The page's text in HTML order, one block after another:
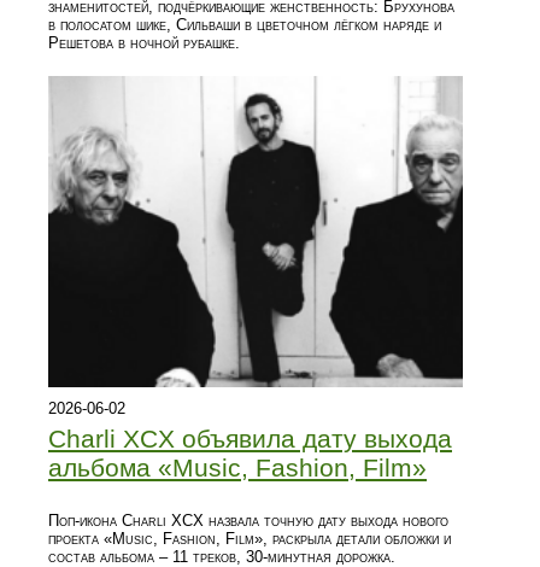
знаменитостей, подчёркивающие женственность: Брухунова
в полосатом шике, Сильваши в цветочном лёгком наряде и
Решетова в ночной рубашке.
2026-06-02
Charli XCX объявила дату выхода
альбома «Music, Fashion, Film»
Поп-икона Charli XCX назвала точную дату выхода нового
проекта «Music, Fashion, Film», раскрыла детали обложки и
состав альбома – 11 треков, 30‑минутная дорожка.